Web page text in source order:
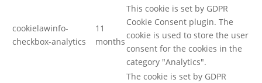
cookielawinfo-
checkbox-analytics
11
months
This cookie is set by GDPR
Cookie Consent plugin. The
cookie is used to store the user
consent for the cookies in the
category "Analytics".
The cookie is set by GDPR